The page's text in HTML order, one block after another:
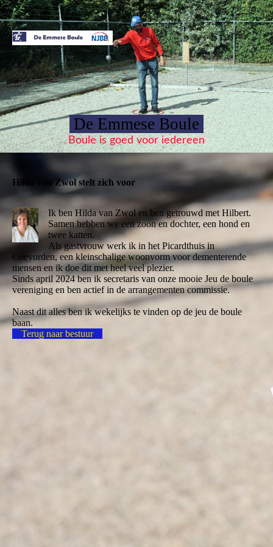
De Emmese Boule
Boule is goed voor iedereen
Hilda van Zwol stelt zich voor
Ik ben Hilda van Zwol en ben getrouwd met Hilbert.
Samen hebben we een zoon en dochter, een hond en
twee katten.
Als gastvrouw werk ik in het Picardthuis in
Coevorden, een kleinschalige woonvorm voor dementerende
mensen en ik doe dit met heel veel plezier.
Sinds april 2024 ben ik secretaris van onze mooie Jeu de boule
vereniging en ben actief in de arrangementen commissie.
Naast dit alles ben ik wekelijks te vinden op de jeu de boule
baan.
Terug naar bestuur